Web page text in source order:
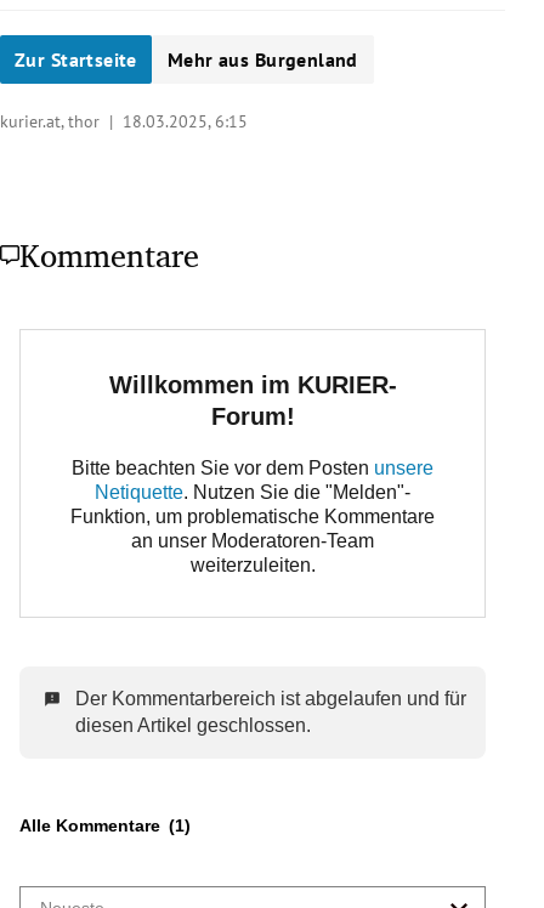
Zur Startseite Mehr aus Burgenland
kurier.at, thor | 18.03.2025, 6:15
Kommentare